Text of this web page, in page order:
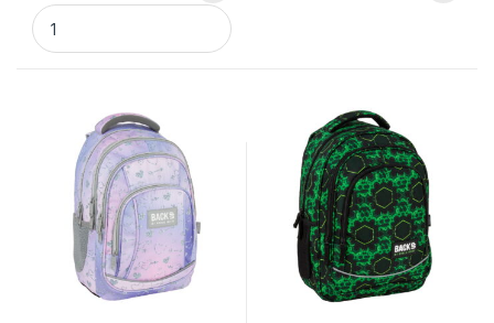
/PLECAK BACKUP 6 MODEL X 11 quantity